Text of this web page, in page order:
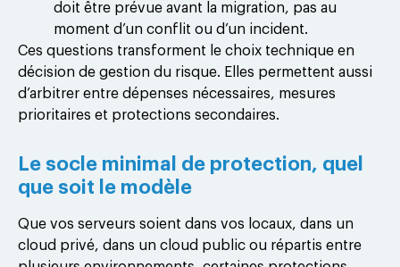
doit être prévue avant la migration, pas au
moment d’un conflit ou d’un incident.
Ces questions transforment le choix technique en
décision de gestion du risque. Elles permettent aussi
d’arbitrer entre dépenses nécessaires, mesures
prioritaires et protections secondaires.
Le socle minimal de protection, quel
que soit le modèle
Que vos serveurs soient dans vos locaux, dans un
cloud privé, dans un cloud public ou répartis entre